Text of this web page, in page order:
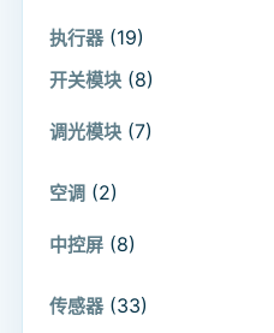
执行器 (19)
开关模块 (8)
调光模块 (7)
空调 (2)
中控屏 (8)
传感器 (33)